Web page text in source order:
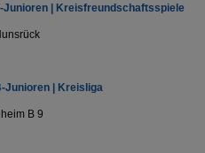
Junioren | Kreisfreundschaftsspiele
Junioren | Kreisliga
B 9